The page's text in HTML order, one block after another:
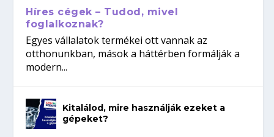
Híres cégek – Tudod, mivel
foglalkoznak?
Egyes vállalatok termékei ott vannak az
otthonunkban, mások a háttérben formálják a
modern...
Kitalálod, mire használják ezeket a
gépeket?